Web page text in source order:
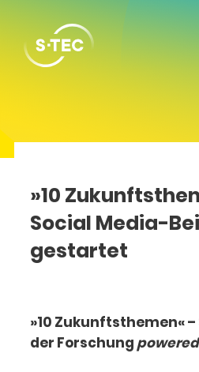
»10
Social Media-
gestartet
»10 Zukunftsthemen«
der Forschungpowered